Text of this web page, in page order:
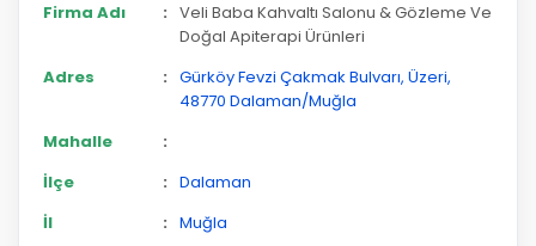
Firma Adı : Veli Baba Kahvaltı Salonu & Gözleme Ve
Doğal Apiterapi Ürünleri
Adres
: Gürköy Fevzi Çakmak Bulvarı, Üzeri,
48770 Dalaman/Muğla
Mahalle
:
İlçe
: Dalaman
İl
: Muğla